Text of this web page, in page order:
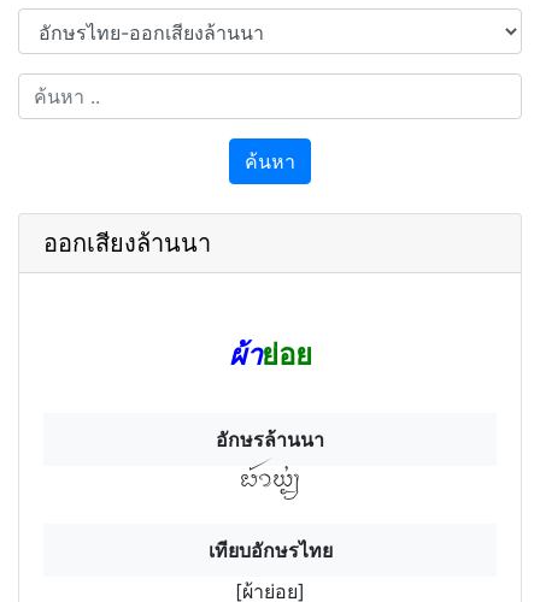
ค้นหา
ออกเสียงล้านนา
ผ้าย่อย
อักษรล้านนา
ผ้าย่อฯยฯ
เทียบอักษรไทย
[ผ้าย่อย]